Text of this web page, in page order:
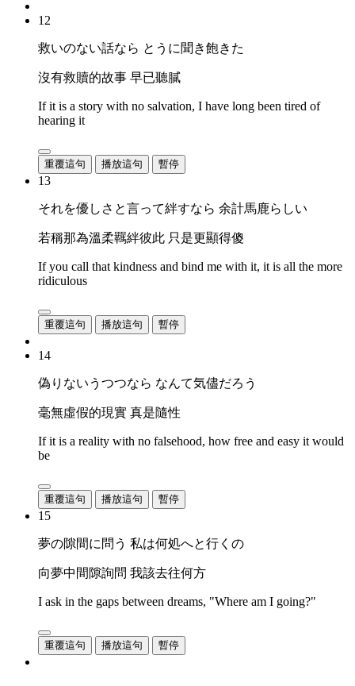
12
救いのない話なら とうに聞き飽きた
沒有救贖的故事 早已聽膩
If it is a story with no salvation, I have long been tired of
hearing it
重覆這句 播放這句 暫停
13
それを優しさと言って絆すなら 余計馬鹿らしい
若稱那為溫柔羈絆彼此 只是更顯得傻
If you call that kindness and bind me with it, it is all the more
ridiculous
重覆這句 播放這句 暫停
14
偽りないうつつなら なんて気儘だろう
毫無虛假的現實 真是隨性
If it is a reality with no falsehood, how free and easy it would
be
重覆這句 播放這句 暫停
15
夢の隙間に問う 私は何処へと行くの
向夢中間隙詢問 我該去往何方
I ask in the gaps between dreams, "Where am I going?"
重覆這句 播放這句 暫停